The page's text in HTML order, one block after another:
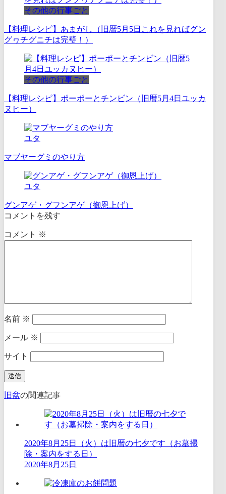
その他の行事ごと
【料理レシピ】あまがし（旧暦5月5日これを見ればグン
グヮチグニチは完璧！）
その他の行事ごと
【料理レシピ】ポーポーとチンビン（旧暦5月4日ユッカ
ヌヒー）
ユタ
マブヤーグミのやり方
ユタ
グンアゲ・グフンアゲ（御恩上げ）
コメントを残す
コメント ※
名前 ※
メール ※
サイト
旧盆の関連記事
2020年8月25日（火）は旧暦の七夕です（お墓掃
除・案内をする日）
2020年8月25日